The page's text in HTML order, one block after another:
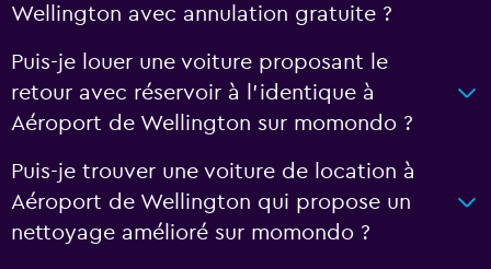
Wellington avec annulation gratuite ?
Puis-je louer une voiture proposant le
retour avec réservoir à l’identique à
Aéroport de Wellington sur momondo ?
Puis-je trouver une voiture de location à
Aéroport de Wellington qui propose un
nettoyage amélioré sur momondo ?